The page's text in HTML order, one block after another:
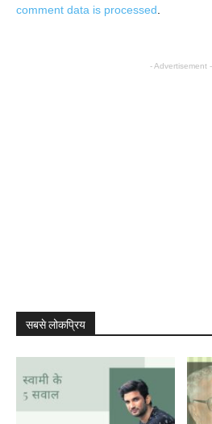
comment data is processed
- Advertisement -
सबसे लोकप्रिय